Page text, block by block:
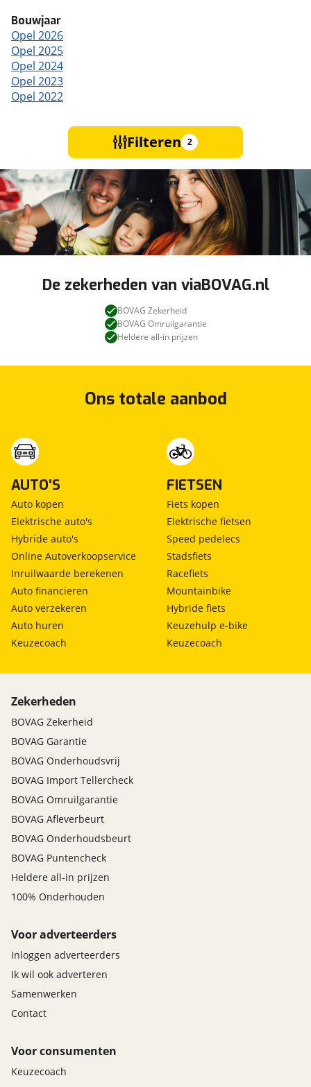
Bouwjaar
Opel 2026
Opel 2025
Opel 2024
Opel 2023
Opel 2022
Filteren 2
De zekerheden van viaBOVAG.nl
BOVAG Zekerheid
BOVAG Omruilgarantie
Heldere all-in prijzen
Ons totale aanbod
AUTO'S
Auto kopen
Elektrische auto's
Hybride auto's
Online Autoverkoopservice
Inruilwaarde berekenen
Auto financieren
Auto verzekeren
Auto huren
Keuzecoach
FIETSEN
Fiets kopen
Elektrische fietsen
Speed pedelecs
Stadsfiets
Racefiets
Mountainbike
Hybride fiets
Keuzehulp e-bike
Keuzecoach
Zekerheden
BOVAG Zekerheid
BOVAG Garantie
BOVAG Onderhoudsvrij
BOVAG Import Tellercheck
BOVAG Omruilgarantie
BOVAG Afleverbeurt
BOVAG Onderhoudsbeurt
BOVAG Puntencheck
Heldere all-in prijzen
100% Onderhouden
Voor adverteerders
Inloggen adverteerders
Ik wil ook adverteren
Samenwerken
Contact
Voor consumenten
Keuzecoach